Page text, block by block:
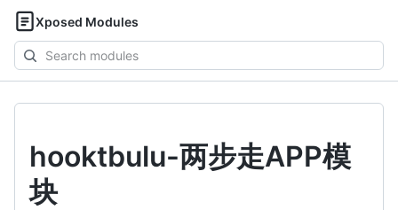
Xposed Modules
Search
modules
hooktbulu-两步走APP模
块